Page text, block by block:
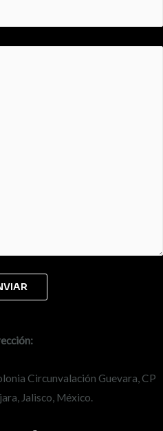
Circunvalación Guevara, CP
Jalisco, México.